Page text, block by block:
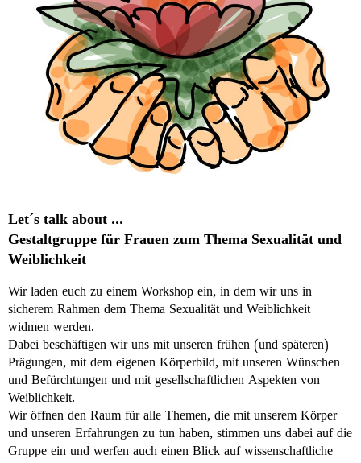
Let´s talk about ...
Gestaltgruppe für Frauen zum Thema Sexualität und
Weiblichkeit
Wir laden euch zu einem Workshop ein, in dem wir uns in
sicherem Rahmen dem Thema Sexualität und Weiblichkeit
widmen werden.
Dabei beschäftigen wir uns mit unseren frühen (und späteren)
Prägungen, mit dem eigenen Körperbild, mit unseren Wünschen
und Befürchtungen und mit gesellschaftlichen Aspekten von
Weiblichkeit.
Wir öffnen den Raum für alle Themen, die mit unserem Körper
und unseren Erfahrungen zu tun haben, stimmen uns dabei auf die
Gruppe ein und werfen auch einen Blick auf wissenschaftliche